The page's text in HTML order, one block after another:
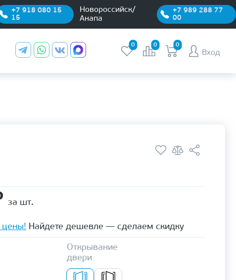
+7 918 080 15
15
Новороссийск/
Анапа
+7 989 288 77
00
0 0 0
Вход
за шт.
цены! Найдете дешевле — сделаем скидку
Открывание
двери